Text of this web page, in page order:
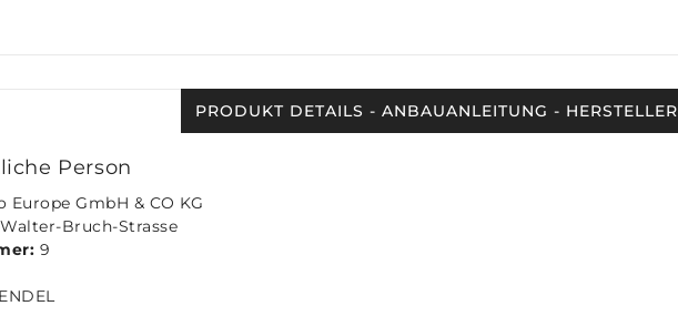
PRODUKT DETAILS - ANBAUANLEITUNG - HERSTELLER
Person
Europe GmbH & CO KG
Bruch-Strasse
9